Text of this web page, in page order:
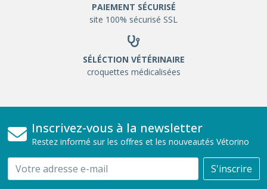
PAIEMENT SÉCURISÉ
site 100% sécurisé SSL
SÉLÉCTION VÉTÉRINAIRE
croquettes médicalisées
Inscrivez-vous à la newsletter
Restez informé sur les offres et les nouveautés Vétorino
Email S'inscrire